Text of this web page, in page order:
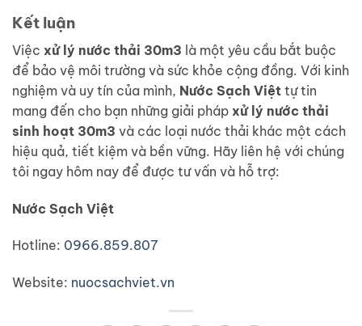
Kết luận
Việc xử lý nước thải 30m3 là một yêu cầu bắt buộc
để bảo vệ môi trường và sức khỏe cộng đồng. Với kinh
nghiệm và uy tín của mình, Nước Sạch Việt tự tin
mang đến cho bạn những giải pháp xử lý nước thải
sinh hoạt 30m3 và các loại nước thải khác một cách
hiệu quả, tiết kiệm và bền vững. Hãy liên hệ với chúng
tôi ngay hôm nay để được tư vấn và hỗ trợ:
Nước Sạch Việt
Hotline: 0966.859.807
Website: nuocsachviet.vn